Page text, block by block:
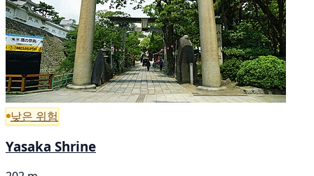
낮은 위험
Yasaka Shrine